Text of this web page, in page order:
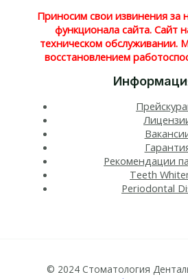
Приносим свои извинения за
функционала сайта. Сайт
техническом обслуживании.
восстановлением
Рекомендации
Teeth
Periodontal
© 2024 Стоматология